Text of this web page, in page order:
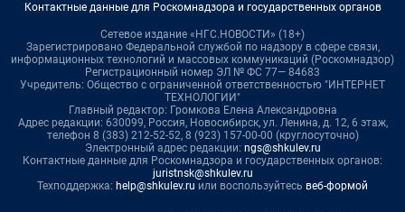
Контактные данные для Роскомнадзора и государственных органов
Сетевое издание «НГС.НОВОСТИ» (18+)
Зарегистрировано Федеральной службой по надзору в сфере связи,
информационных технологий и массовых коммуникаций (Роскомнадзор)
Регистрационный номер ЭЛ № ФС 77— 84683
Учредитель: Общество с ограниченной ответственностью "ИНТЕРНЕТ
ТЕХНОЛОГИИ"
Главный редактор: Громкова Елена Александровна
Адрес редакции: 630099, Россия, Новосибирск, ул. Ленина, д. 12, 6 этаж,
телефон 8 (383) 212-52-52, 8 (923) 157-00-00 (круглосуточно)
Электронный адрес редакции: ngs@shkulev.ru
Контактные данные для Роскомнадзора и государственных органов:
juristnsk@shkulev.ru
Техподдержка: help@shkulev.ru или воспользуйтесь веб-формой